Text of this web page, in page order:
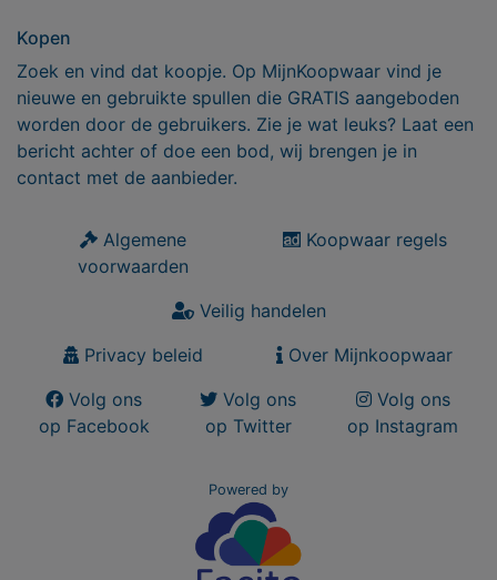
Kopen
Zoek en vind dat koopje. Op MijnKoopwaar vind je
nieuwe en gebruikte spullen die GRATIS aangeboden
worden door de gebruikers. Zie je wat leuks? Laat een
bericht achter of doe een bod, wij brengen je in
contact met de aanbieder.
Algemene
voorwaarden
Koopwaar regels
Veilig handelen
Privacy beleid
Over Mijnkoopwaar
Volg ons
op Facebook
Volg ons
op Twitter
Volg ons
op Instagram
Powered by